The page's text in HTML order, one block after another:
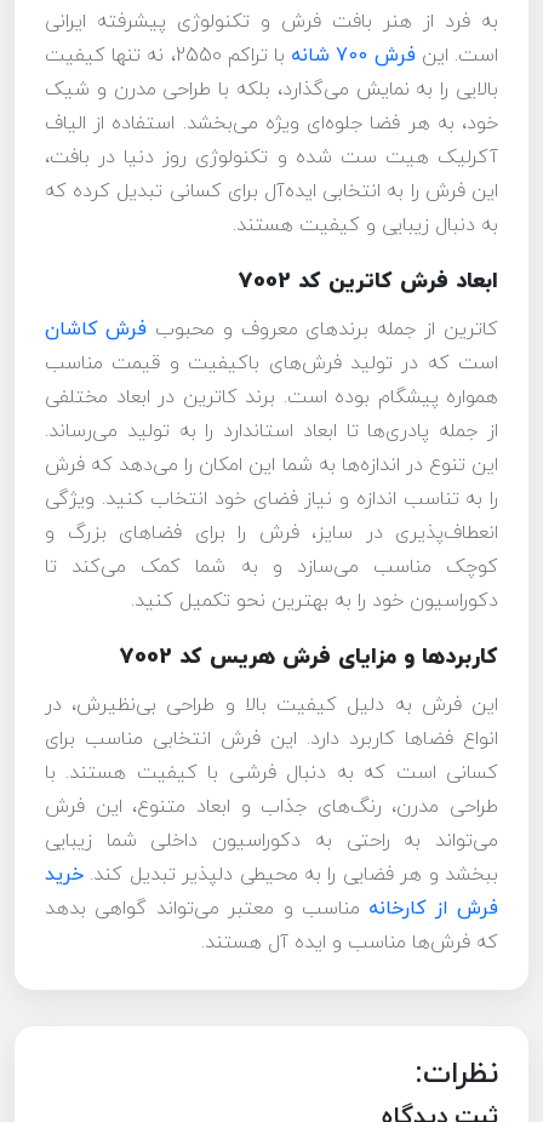
به فرد از هنر بافت فرش و تکنولوژی پیشرفته ایرانی
است. این فرش 700 شانه
با تراکم 2550، نه تنها کیفیت
بالایی را به نمایش می‌گذارد، بلکه با طراحی مدرن و شیک
خود، به هر فضا جلوه‌ای ویژه می‌بخشد. استفاده از الیاف
آکرلیک هیت ست شده و تکنولوژی روز دنیا در بافت،
این فرش را به انتخابی ایده‌آل برای کسانی تبدیل کرده که
به دنبال زیبایی و کیفیت هستند.
ابعاد فرش کاترین کد 7002
کاترین از جمله برندهای معروف و محبوب فرش کاشان
است که در تولید فرش‌های باکیفیت و قیمت مناسب
همواره پیشگام بوده است. برند کاترین در ابعاد مختلفی
از جمله پادری‌ها تا ابعاد استاندارد را به تولید می‌رساند.
این تنوع در اندازه‌ها به شما این امکان را می‌دهد که فرش
را به تناسب اندازه و نیاز فضای خود انتخاب کنید. ویژگی
انعطاف‌پذیری در سایز، فرش را برای فضاهای بزرگ و
کوچک مناسب می‌سازد و به شما کمک می‌کند تا
دکوراسیون خود را به بهترین نحو تکمیل کنید.
کاربردها و مزایای فرش هریس کد 7002
این فرش به دلیل کیفیت بالا و طراحی بی‌نظیرش، در
انواع فضاها کاربرد دارد. این فرش انتخابی مناسب برای
کسانی است که به دنبال فرشی با کیفیت هستند. با
طراحی مدرن، رنگ‌های جذاب و ابعاد متنوع، این فرش
می‌تواند به راحتی به دکوراسیون داخلی شما زیبایی
ببخشد و هر فضایی را به محیطی دلپذیر تبدیل کند. خرید
فرش از کارخانه مناسب و معتبر می‌تواند گواهی بدهد
که فرش‌ها مناسب و ایده آل هستند.
نظرات: